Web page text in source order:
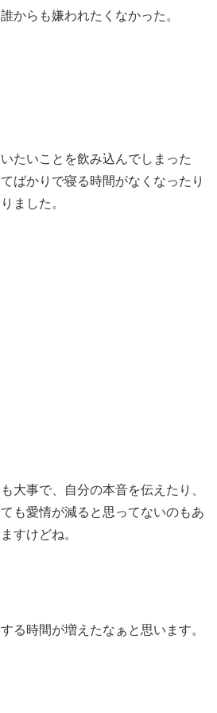
からも嫌われたくなかった。
たいことを飲み込んでしまった
ばかりで寝る時間がなくなったり
ました。
大事で、自分の本音を伝えたり、
も愛情が減ると思ってないのもあ
すけどね。
る時間が増えたなぁと思います。